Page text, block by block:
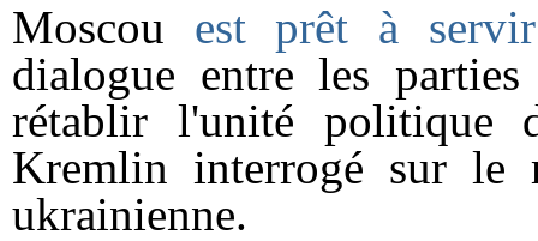
Moscou est prêt à
dialogue entre les
rétablir l'unité politique
Kremlin interrogé sur le
ukrainienne.